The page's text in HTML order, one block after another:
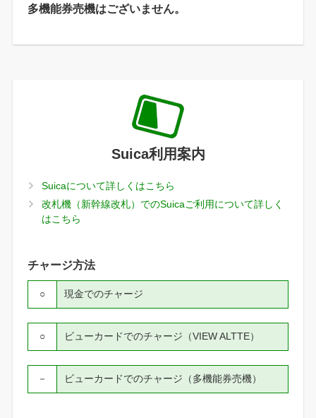
多機能券売機はございません。
Suica利用案内
Suicaについて詳しくはこちら
改札機（新幹線改札）でのSuicaご利用について詳しく
はこちら
チャージ方法
現金でのチャージ
○
ビューカードでのチャージ（VIEW ALTTE）
○
ビューカードでのチャージ（多機能券売機）
－